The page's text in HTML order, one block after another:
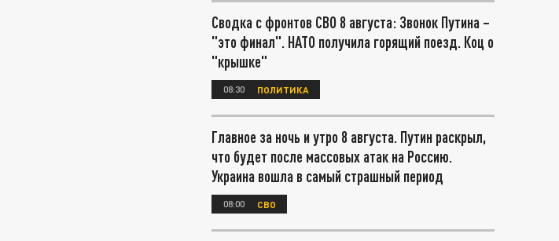
Сводка с фронтов СВО 8 августа: Звонок Путина –
"это финал". НАТО получила горящий поезд. Коц о
"крышке"
08:30 ПОЛИТИКА
Главное за ночь и утро 8 августа. Путин раскрыл,
что будет после массовых атак на Россию.
Украина вошла в самый страшный период
08:00 СВО